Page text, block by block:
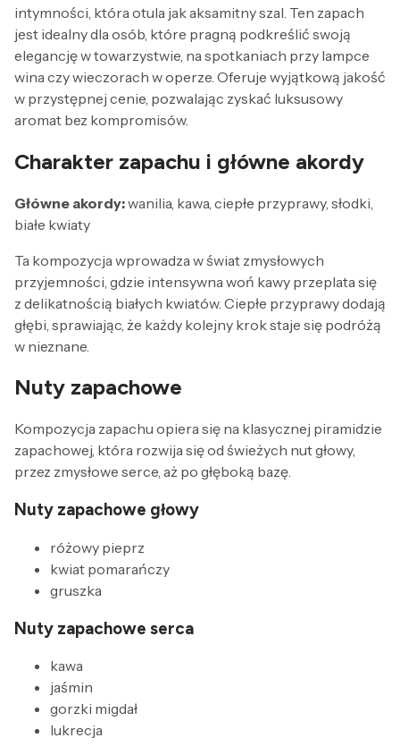
intymności, która otula jak aksamitny szal. Ten zapach
jest idealny dla osób, które pragną podkreślić swoją
elegancję w towarzystwie, na spotkaniach przy lampce
wina czy wieczorach w operze. Oferuje wyjątkową jakość
w przystępnej cenie, pozwalając zyskać luksusowy
aromat bez kompromisów.
Charakter zapachu i główne akordy
Główne akordy:wanilia, kawa, ciepłe przyprawy, słodki,
białe kwiaty
Ta kompozycja wprowadza w świat zmysłowych
przyjemności, gdzie intensywna woń kawy przeplata się
z delikatnością białych kwiatów. Ciepłe przyprawy dodają
głębi, sprawiając, że każdy kolejny krok staje się podróżą
w nieznane.
Nuty zapachowe
Kompozycja zapachu opiera się na klasycznej piramidzie
zapachowej, która rozwija się od świeżych nut głowy,
przez zmysłowe serce, aż po głęboką bazę.
Nuty zapachowe głowy
różowy pieprz
kwiat pomarańczy
gruszka
Nuty zapachowe serca
kawa
jaśmin
gorzki migdał
lukrecja